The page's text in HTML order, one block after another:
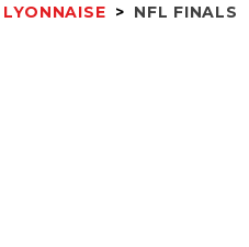
> NFL FINALS